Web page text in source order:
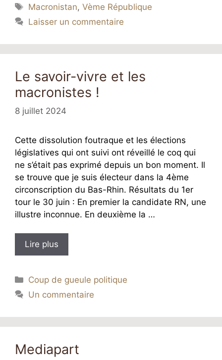
Étiquettes
Macronistan,Vème République
Laisser un commentaire
Le savoir-vivre et les
macronistes !
8 juillet 2024
Cette dissolution foutraque et les élections
législatives qui ont suivi ont réveillé le coq qui
ne s’était pas exprimé depuis un bon moment. Il
se trouve que je suis électeur dans la 4ème
circonscription du Bas-Rhin. Résultats du 1er
tour le 30 juin : En premier la candidate RN, une
illustre inconnue. En deuxième la …
Lire plus
Catégories
Coup de gueule politique
Un commentaire
Mediapart